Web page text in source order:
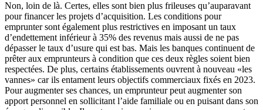
Non, loin de là. Certes, elles sont bien plus frileuses qu’auparavant
pour financer les projets d’acquisition. Les conditions pour
emprunter sont également plus restrictives en imposant un taux
d’endettement inférieur à 35% des revenus mais aussi de ne pas
dépasser le taux d’usure qui est bas. Mais les banques continuent de
prêter aux emprunteurs à condition que ces deux règles soient bien
respectées. De plus, certains établissements ouvrent à nouveau «les
vannes» car ils entament leurs objectifs commerciaux fixés en 2023.
Pour augmenter ses chances, un emprunteur peut augmenter son
apport personnel en sollicitant l’aide familiale ou en puisant dans son